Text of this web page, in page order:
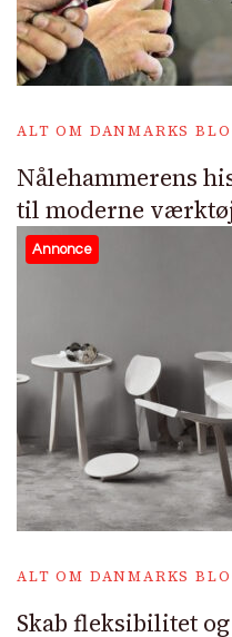
ALT OM DANMARKS
Nålehammerens
til moderne
Annonce
ALT OM DANMARKS
Skab fleksibilitet